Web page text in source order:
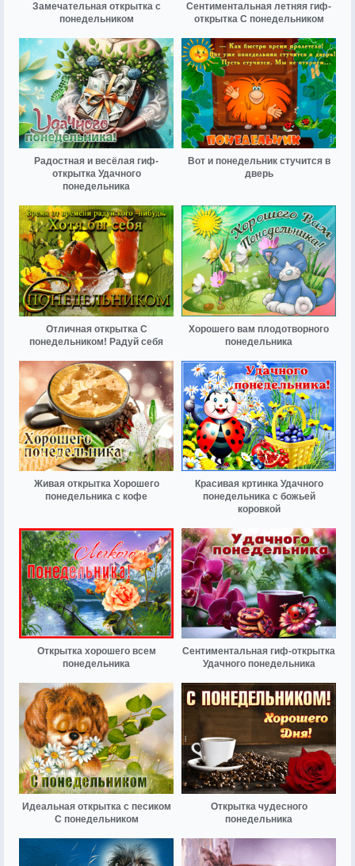
Замечательная открытка с
понедельником
Сентиментальная летняя гиф-
открытка С понедельником
Радостная и весёлая гиф-
открытка Удачного
понедельника
Вот и понедельник стучится в
дверь
Отличная открытка С
понедельником! Радуй себя
Хорошего вам плодотворного
понедельника
Живая открытка Хорошего
понедельника с кофе
Красивая кртинка Удачного
понедельника с божьей
коровкой
Открытка хорошего всем
понедельника
Сентиментальная гиф-открытка
Удачного понедельника
Идеальная открытка с песиком
С понедельником
Открытка чудесного
понедельника